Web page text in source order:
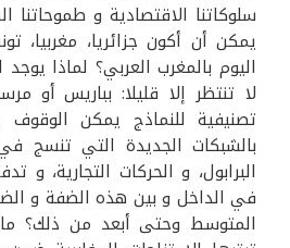
سلوكاتنا الاقتصادية و طموحاتنا
يمكن أن أكون جزائريا، مغربيا،
اليوم بالمغرب العربي؟ لماذا
لا تنتظر إلا قليلا: بباريس أو
تصنيفية للنماذج يمكن الوقوف
بالشبكات الجديدة التي تنسج
البرابول، و الحركات التجارية، و
في الداخل و بين هذه الضفة و
المتوسط وحتى أبعد من ذلك؟